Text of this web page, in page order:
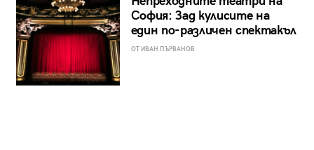
София: Зад кулисите на
един по-различен спектакъл
ОТ ИВАН ПЪРВАНОВ